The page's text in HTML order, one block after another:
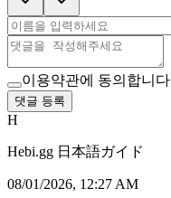
이용약관에 동의합니다
댓글 등록
H
Hebi.gg 日本語ガイド
08/01/2026, 12:27 AM